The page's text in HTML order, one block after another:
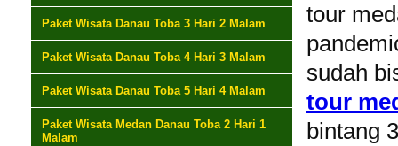
Paket Wisata Danau Toba 3 Hari 2 Malam
Paket Wisata Danau Toba 4 Hari 3 Malam
Paket Wisata Danau Toba 5 Hari 4 Malam
Paket Wisata Medan Danau Toba 2 Hari 1
Malam
tour
sudah
tour
bintang